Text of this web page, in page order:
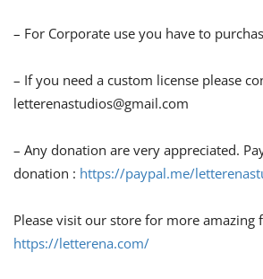
– For Corporate use you have to
– If you need a custom license please
letterenastudios@gmail.com
– Any donation are very appreciated.
donation : https://paypal.me/
Please visit our store for more amazing
https://letterena.com/